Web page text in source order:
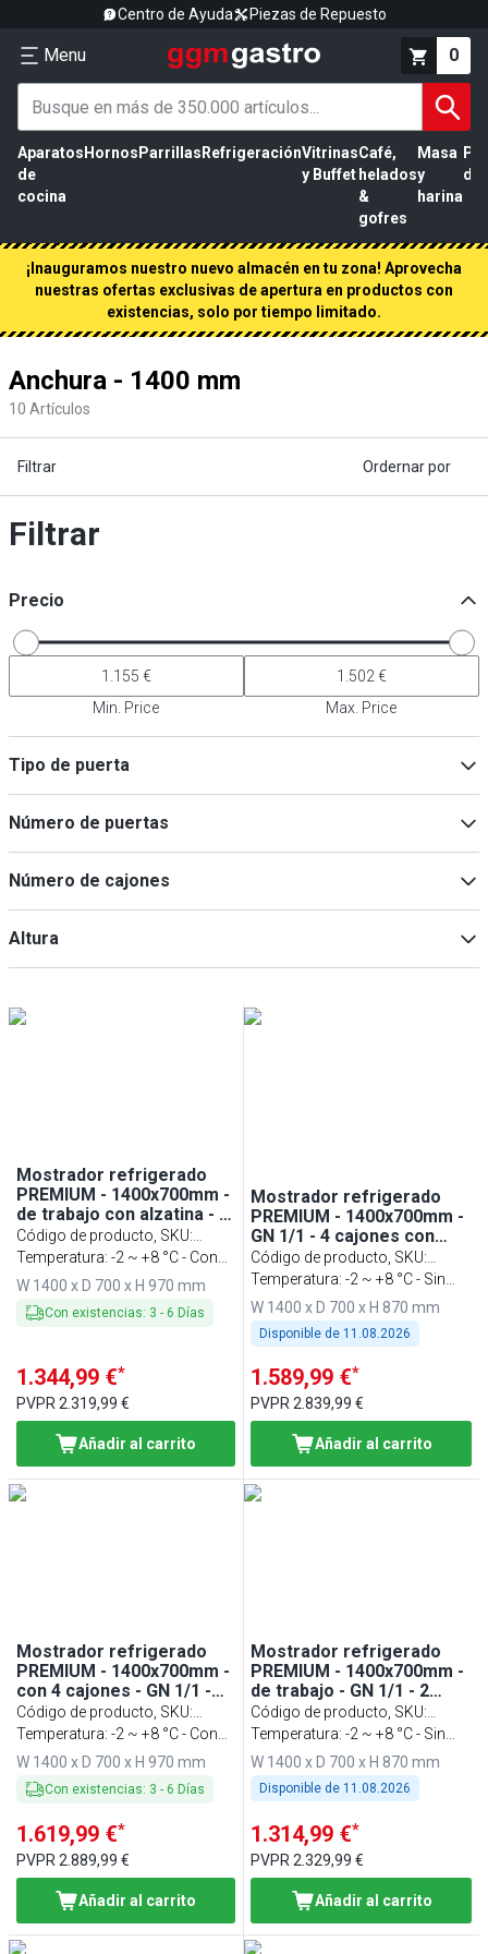
Centro de Ayuda Piezas de Repuesto
Menu 0
Aparatos
de
cocina
Hornos Parrillas RefrigeraciónVitrinas
y Buffet
Café,
helados
&
gofres
Masa
y
harina
de
¡Inauguramos nuestro nuevo almacén en tu zona! Aprovecha
nuestras ofertas exclusivas de apertura en productos con
existencias, solo por tiempo limitado.
Anchura - 1400 mm
10 Artículos
Filtrar Ordernar por
Filtrar
Precio
Min. Price Max. Price
Tipo de puerta
Número de puertas
2(4 )
Número de cajones
3(2
Altura
Mostrador refrigerado
PREMIUM - 1400x700mm -
de trabajo con alzatina - 2
puertas - GN 1/1 -
refrigeración ventilada
Código de producto, SKU:
KTF147AND2T-EF
Temperatura: -2 ~ +8 °C - Con
salpicadero
W 1400 x D 700 x H 970 mm
Con existencias: 3 - 6 Días
1.344,99 €*
PVPR 2.319,99 €
Añadir al carrito
Mostrador refrigerado
PREMIUM - 1400x700mm -
GN 1/1 - 4 cajones con
cierre suave -
refrigeración ventilada -
display EVCO
Código de producto, SKU:
KTF147ND4S-EF
Temperatura: -2 ~ +8 °C - Sin
salpicadero
W 1400 x D 700 x H 870 mm
Disponible de 11.08.2026
1.589,99 €*
PVPR2.839,99 €
Añadir al carrito
Mostrador refrigerado
PREMIUM - 1400x700mm -
con 4 cajones - GN 1/1 -
refrigeración ventilada -
con alzatina
Código de producto, SKU:
KTF147AND4S-EF
Temperatura: -2 ~ +8 °C - Con
salpicadero
W 1400 x D 700 x H 970 mm
Con existencias: 3 - 6 Días
1.619,99 €*
PVPR 2.889,99 €
Añadir al carrito
Mostrador refrigerado
PREMIUM - 1400x700mm -
de trabajo - GN 1/1 - 2
puertas - refrigeración
ventilada
Código de producto, SKU:
KTF147ND2T-EF
Temperatura: -2 ~ +8 °C - Sin
salpicadero
W 1400 x D 700 x H 870 mm
Disponible de 11.08.2026
1.314,99 €*
PVPR2.329,99 €
Añadir al carrito